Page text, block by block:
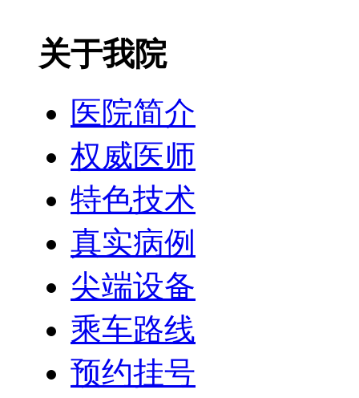
关于我院
医院简介
权威医师
特色技术
真实病例
尖端设备
乘车路线
预约挂号